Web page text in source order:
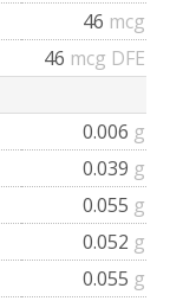
46 mcg
46 mcg DFE
0.006 g
0.039 g
0.055 g
0.052 g
0.055 g